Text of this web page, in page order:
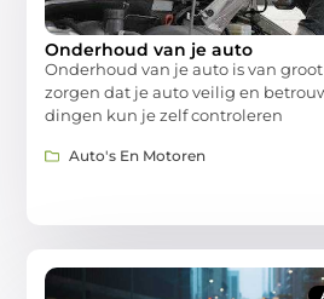
Onderhoud van je auto
Onderhoud van je auto is van
zorgen dat je auto veilig en
dingen kun je zelf controleren
Auto's En Motoren